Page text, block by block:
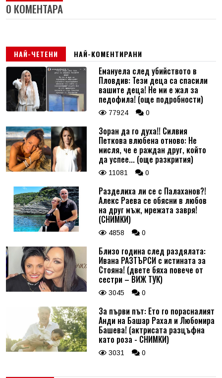
0 КОМЕНТАРА
НАЙ-ЧЕТЕНИ НАЙ-КОМЕНТИРАНИ
Емануела след убийството в
Пловдив: Тези деца са спасили
вашите деца! Не ми е жал за
педофила! (още подробности)
77924 0
Зоран да го духа!! Силвия
Петкова влюбена отново: Не
мисля, че е раждан друг, който
да успее... (още разкрития)
11081 0
Разделиха ли се с Палаханов?!
Алекс Раева се обясни в любов
на друг мъж, мрежата завря!
(СНИМКИ)
4858 0
Близо година след раздялата:
Ивана РАЗТЪРСИ с истината за
Стояна! (двете бяха повече от
сестри – ВИЖ ТУК)
3045 0
За първи път: Ето го порасналият
Анди на Башар Рахал и Любомира
Башева! (актрисата разцъфна
като роза - СНИМКИ)
3031 0